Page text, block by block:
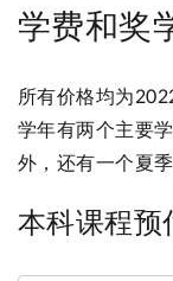
学费和奖
所有价格均为
学年有两个主要
外，还有一个夏季
本科课程预